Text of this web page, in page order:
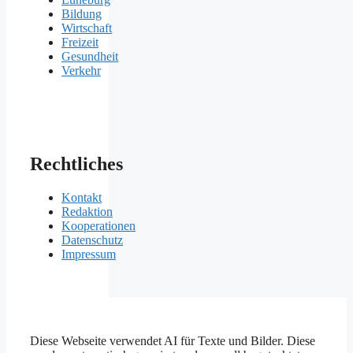
Bildung
Wirtschaft
Freizeit
Gesundheit
Verkehr
Rechtliches
Kontakt
Redaktion
Kooperationen
Datenschutz
Impressum
Diese Webseite verwendet AI für Texte und Bilder. Diese